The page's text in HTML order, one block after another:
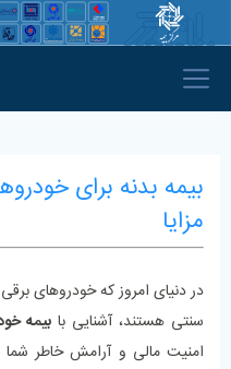
بیمه بدنه برای
مزایا
در دنیای امروز که خودروهای
سنتی هستند، آشنایی بابیمه
امنیت مالی و آرامش خاطر شما